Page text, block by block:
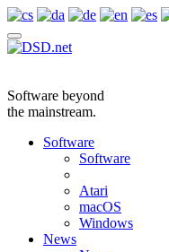
Software beyond
the mainstream.
Software
Software
Atari
macOS
Windows
News